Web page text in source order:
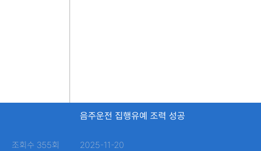
조회수 355회
음주운전 집행유예 조력 성공
2025-11-20